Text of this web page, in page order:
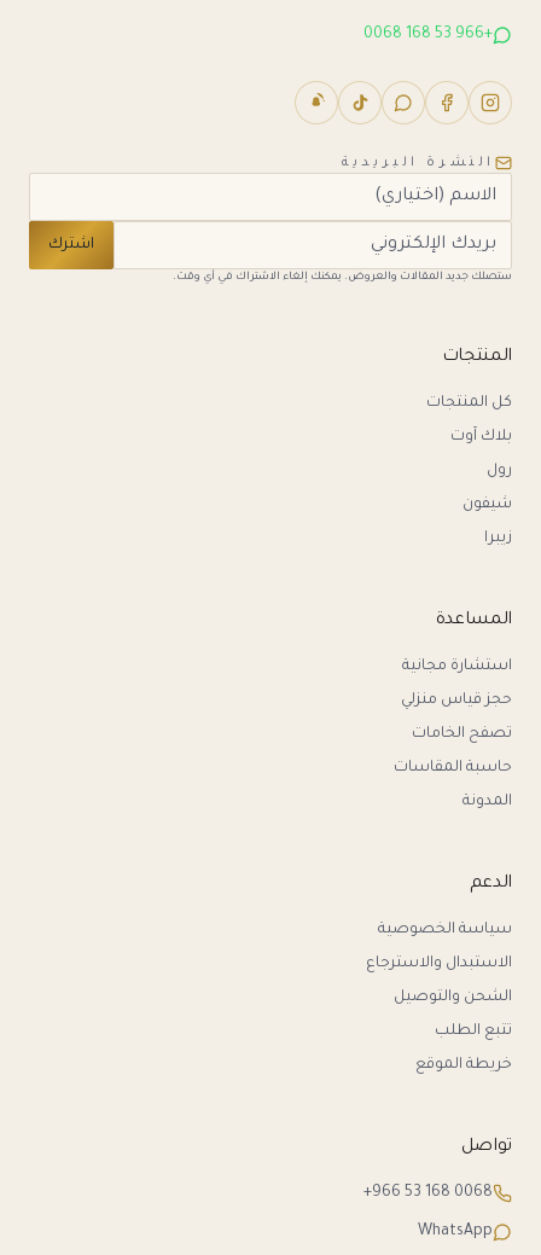
+966 53 168 0068
النشرة البريدية
اشترك
ستصلك جديد المقالات والعروض. يمكنك إلغاء الاشتراك في أي وقت.
المنتجات
كل المنتجات
بلاك آوت
رول
شيفون
زيبرا
المساعدة
استشارة مجانية
حجز قياس منزلي
تصفح الخامات
حاسبة المقاسات
المدونة
الدعم
سياسة الخصوصية
الاستبدال والاسترجاع
الشحن والتوصيل
تتبع الطلب
خريطة الموقع
تواصل
+966 53 168 0068
WhatsApp